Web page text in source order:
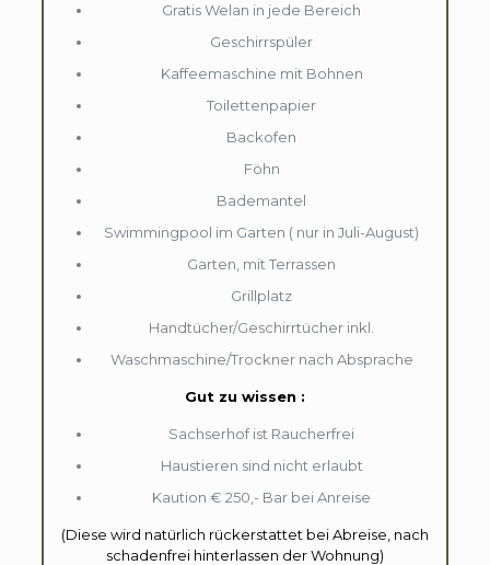
Gratis Welan in jede Bereich
Geschirrspüler
Kaffeemaschine mit Bohnen
Toilettenpapier
Backofen
Föhn
Bademantel
Swimmingpool im Garten ( nur in Juli-August)
Garten, mit Terrassen
Grillplatz
Handtücher/Geschirrtücher inkl.
Waschmaschine/Trockner nach Absprache
Gut zu wissen :
Sachserhof ist Raucherfrei
Haustieren sind nicht erlaubt
Kaution € 250,- Bar bei Anreise
(Diese wird natürlich rückerstattet bei Abreise, nach
schadenfrei hinterlassen der Wohnung)